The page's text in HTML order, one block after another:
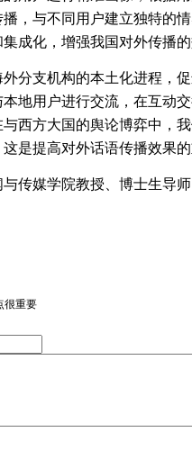
，与不同用户建立独特的
成化，增强我国对外传播
分支机构的本土化进程，
地用户进行交流，在互动
西方大国的舆论博弈中，
是提高对外话语传播效果
与传媒学院教授、博士生导
很重要